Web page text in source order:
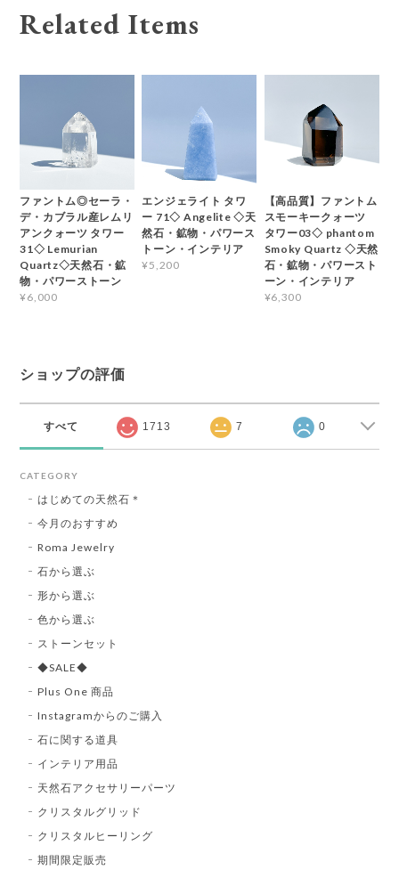
Related Items
ファントム◎セーラ・
デ・カブラル産レムリ
アンクォーツ タワー
31◇ Lemurian
Quartz◇天然石・鉱
物・パワーストーン
¥6,000
エンジェライト タワ
ー 71◇ Angelite ◇天
然石・鉱物・パワース
トーン・インテリア
¥5,200
【高品質】ファントム
スモーキークォーツ
タワー03◇ phantom
Smoky Quartz ◇天然
石・鉱物・パワースト
ーン・インテリア
¥6,300
ショップの評価
すべて 1713 7 0
CATEGORY
はじめての天然石＊
今月のおすすめ
Roma Jewelry
石から選ぶ
形から選ぶ
色から選ぶ
ストーンセット
◆SALE◆
Plus One 商品
Instagramからのご購入
石に関する道具
インテリア用品
天然石アクセサリーパーツ
クリスタルグリッド
クリスタルヒーリング
期間限定販売